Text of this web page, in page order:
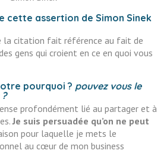
cette assertion de Simon Sinek
la citation fait référence au fait de
gens qui croient en ce en quoi vous
pourquoi ? pouvez vous le
profondément lié au partager et à
Je suis persuadée qu’on ne peut
pour laquelle je mets le
au cœur de mon business